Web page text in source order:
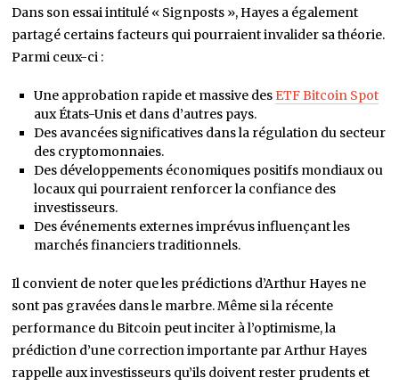
Dans son essai intitulé « Signposts », Hayes a également
partagé certains facteurs qui pourraient invalider sa théorie.
Parmi ceux-ci :
Une approbation rapide et massive des ETF Bitcoin Spot
aux États-Unis et dans d’autres pays.
Des avancées significatives dans la régulation du secteur
des cryptomonnaies.
Des développements économiques positifs mondiaux ou
locaux qui pourraient renforcer la confiance des
investisseurs.
Des événements externes imprévus influençant les
marchés financiers traditionnels.
Il convient de noter que les prédictions d’Arthur Hayes ne
sont pas gravées dans le marbre. Même si la récente
performance du Bitcoin peut inciter à l’optimisme, la
prédiction d’une correction importante par Arthur Hayes
rappelle aux investisseurs qu’ils doivent rester prudents et